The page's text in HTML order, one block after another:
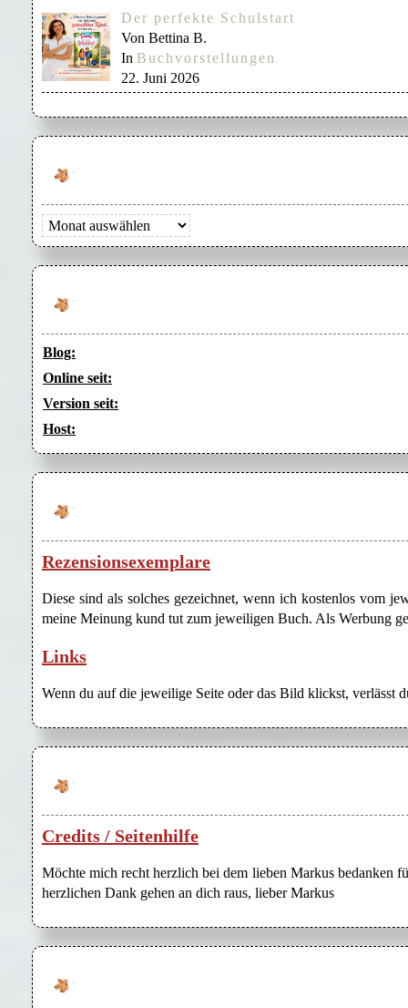
Der perfekte Schulstart
Von Bettina B.
In Buchvorstellungen
22. Juni 2026
Archiv
Blog:
Online seit:
Version seit:
Host:
Rezensionsexemplare
Diese sind als solches gezeichnet, wenn ich kostenlos vom
meine Meinung kund tut zum jeweiligen Buch. Als Werbung
Links
Wenn du auf die jeweilige Seite oder das Bild klickst, verlässt
Credits / Seitenhilfe
Möchte mich recht herzlich bei dem lieben Markus bedanken
herzlichen Dank gehen an dich raus, lieber Markus